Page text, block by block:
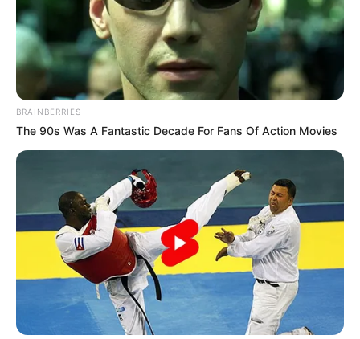
BRAINBERRIES
The 90s Was A Fantastic Decade For Fans Of Action Movies